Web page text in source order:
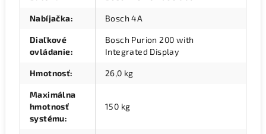
Nabíjačka: Bosch 4A
Diaľkové
ovládanie:
Bosch Purion 200 with
Integrated Display
Hmotnosť: 26,0 kg
Maximálna
hmotnosť
systému:
150 kg